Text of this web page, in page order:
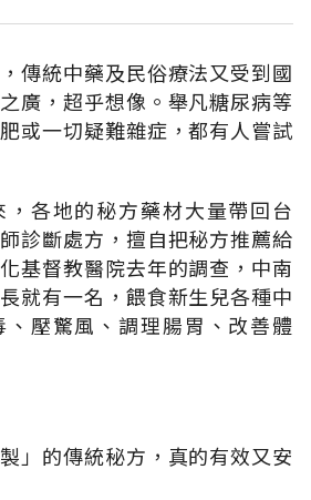
傳統中藥及民俗療法又受到國
廣，超乎想像。舉凡糖尿病等
或一切疑難雜症，都有人嘗試
各地的秘方藥材大量帶回台
診斷處方，擅自把秘方推薦給
基督教醫院去年的調查，中南
就有一名，餵食新生兒各種中
壓驚風、調理腸胃、改善體
」的傳統秘方，真的有效又安